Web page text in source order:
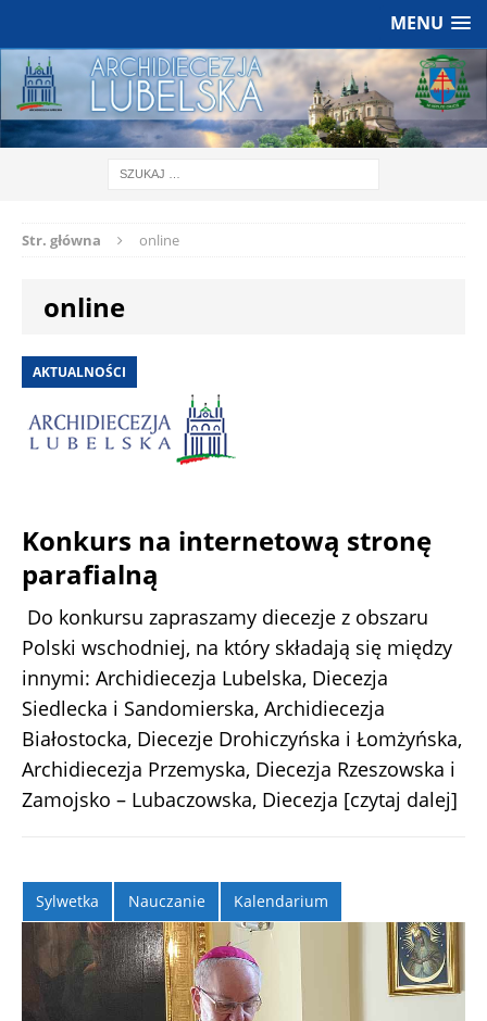
MENU
Str. główna online
online
AKTUALNOŚCI
Konkurs na internetową stronę
parafialną
Do konkursu zapraszamy diecezje z obszaru
Polski wschodniej, na który składają się między
innymi: Archidiecezja Lubelska, Diecezja
Siedlecka i Sandomierska, Archidiecezja
Białostocka, Diecezje Drohiczyńska i Łomżyńska,
Archidiecezja Przemyska, Diecezja Rzeszowska i
Zamojsko – Lubaczowska, Diecezja [czytaj dalej]
Sylwetka Nauczanie Kalendarium